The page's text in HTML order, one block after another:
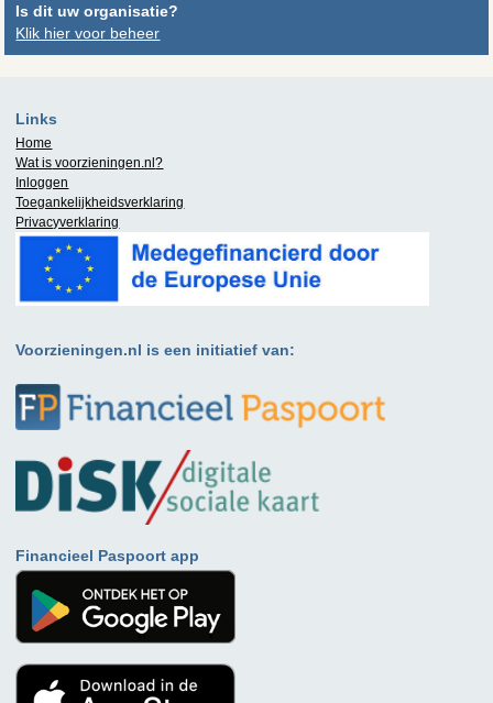
Is dit uw organisatie?
Klik hier voor beheer
Links
Home
Wat is voorzieningen.nl?
Inloggen
Toegankelijkheidsverklaring
Privacyverklaring
Voorzieningen.nl is een initiatief van:
Financieel Paspoort app